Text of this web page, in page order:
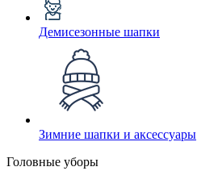
Демисезонные шапки
Зимние шапки и аксессуары
Головные уборы